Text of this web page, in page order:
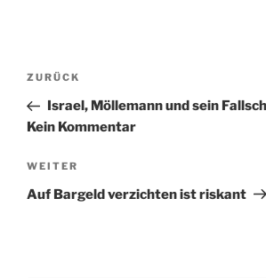
Beitragsnavigation
Vorheriger
Beitrag
ZURÜCK
Israel, Möllemann und sein
Kein Kommentar
Nächster
Beitrag
WEITER
Auf Bargeld verzichten ist riskant